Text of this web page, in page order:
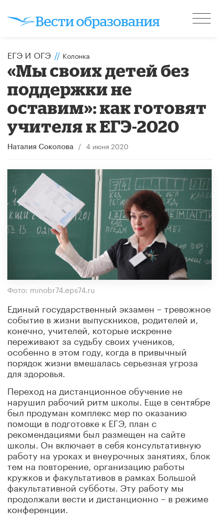
ЕГЭ И ОГЭ // Колонка
«Мы своих детей без
поддержки не
оставим»: как готовят
учителя к ЕГЭ-2020
Наталия Соколова / 4 июня 2020
Фото: minobr74.eps74.ru
Единый государственный экзамен – тревожное
событие в жизни выпускников, родителей и,
конечно, учителей, которые искренне
переживают за судьбу своих учеников,
особенно в этом году, когда в привычный
порядок жизни вмешалась серьезная угроза
для здоровья.
Переход на дистанционное обучение не
нарушил рабочий ритм школы. Еще в сентябре
был продуман комплекс мер по оказанию
помощи в подготовке к ЕГЭ, план с
рекомендациями был размещен на сайте
школы. Он включает в себя консультативную
работу на уроках и внеурочных занятиях, блок
тем на повторение, организацию работы
кружков и факультативов в рамках Большой
факультативной субботы. Эту работу мы
продолжали вести и дистанционно – в режиме
конференции.